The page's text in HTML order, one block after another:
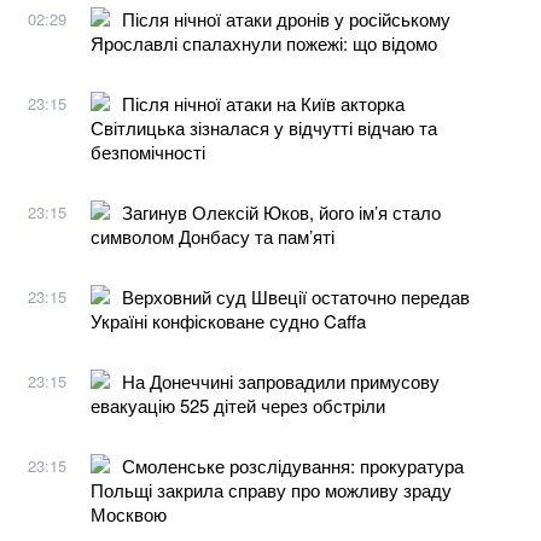
02:29
Після нічної атаки дронів у російському
Ярославлі спалахнули пожежі: що відомо
23:15
Після нічної атаки на Київ акторка
Світлицька зізналася у відчутті відчаю та
безпомічності
23:15
Загинув Олексій Юков, його ім’я стало
символом Донбасу та пам’яті
23:15
Верховний суд Швеції остаточно передав
Україні конфісковане судно Caffa
23:15
На Донеччині запровадили примусову
евакуацію 525 дітей через обстріли
23:15
Смоленське розслідування: прокуратура
Польщі закрила справу про можливу зраду
Москвою